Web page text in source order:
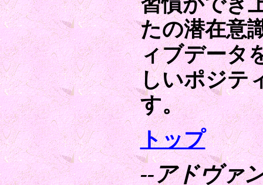
たの潜在意
ィブデータ
しいポジテ
す。
トップ
--アドヴァ